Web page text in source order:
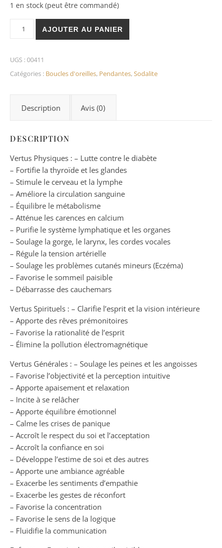
1 en stock (peut être commandé)
quantité de Boucles d'Oreilles Sodalite Triples Perles 6mm
AJOUTER AU PANIER
UGS :00411
Catégories : Boucles d'oreilles, Pendantes,Sodalite
Description Avis (0)
DESCRIPTION
Vertus Physiques : – Lutte contre le diabète
– Fortifie la thyroïde et les glandes
– Stimule le cerveau et la lymphe
– Améliore la circulation sanguine
– Équilibre le métabolisme
– Atténue les carences en calcium
– Purifie le système lymphatique et les organes
– Soulage la gorge, le larynx, les cordes vocales
– Régule la tension artérielle
– Soulage les problèmes cutanés mineurs (Eczéma)
– Favorise le sommeil paisible
– Débarrasse des cauchemars
Vertus Spirituels : – Clarifie l’esprit et la vision intérieure
– Apporte des rêves prémonitoires
– Favorise la rationalité de l’esprit
– Élimine la pollution électromagnétique
Vertus Générales : – Soulage les peines et les angoisses
– Favorise l’objectivité et la perception intuitive
– Apporte apaisement et relaxation
– Incite à se relâcher
– Apporte équilibre émotionnel
– Calme les crises de panique
– Accroît le respect du soi et l’acceptation
– Accroît la confiance en soi
– Développe l’estime de soi et des autres
– Apporte une ambiance agréable
– Exacerbe les sentiments d’empathie
– Exacerbe les gestes de réconfort
– Favorise la concentration
– Favorise le sens de la logique
– Fluidifie la communication